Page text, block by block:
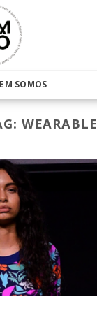
SOMOS
WEARABLE